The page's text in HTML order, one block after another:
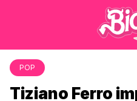
POP
Tiziano Ferro